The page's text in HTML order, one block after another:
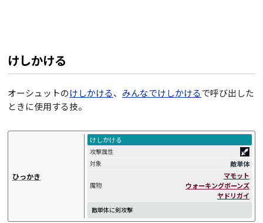
けしかける
オーシュットのけしかける、 みんなでけしかけるで呼び出した
ときに使用する技。
ひっかき
けしかける
攻撃属性
対象
敵単体
魔物
マモット
ウォーキングボーンズ
ヤドリガイ
敵単体に剣攻撃